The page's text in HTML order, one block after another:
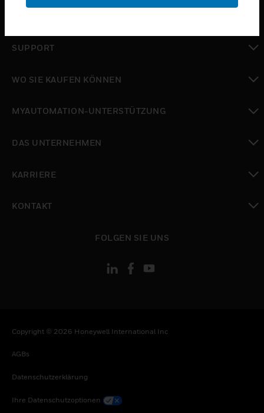
toggle view
toggle view
SUPPORT
WO SIE KAUFEN KÖNNEN
MYAUTOMATION-UNTERSTÜTZUNG
DAS UNTERNEHMEN
KARRIERE
KONTAKT
FOLGEN SIE UNS
Copyright © 2026 Honeywell International Inc
AGBs
Datenschutzerklärung
Ihre Datenschutzoptionen